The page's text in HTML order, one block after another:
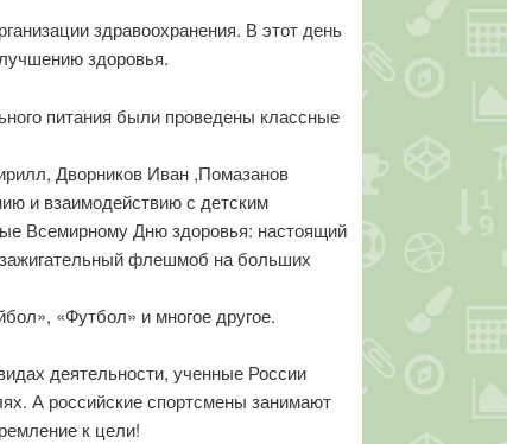
здравоохранения. В этот день
здоровья.
питания были проведены классные
Дворников Иван ,Помазанов
и взаимодействию с детским
Всемирному Дню здоровья: настоящий
флешмоб на больших
«Футбол» и многое другое.
деятельности, ученные России
А российские спортсмены занимают
к цели!